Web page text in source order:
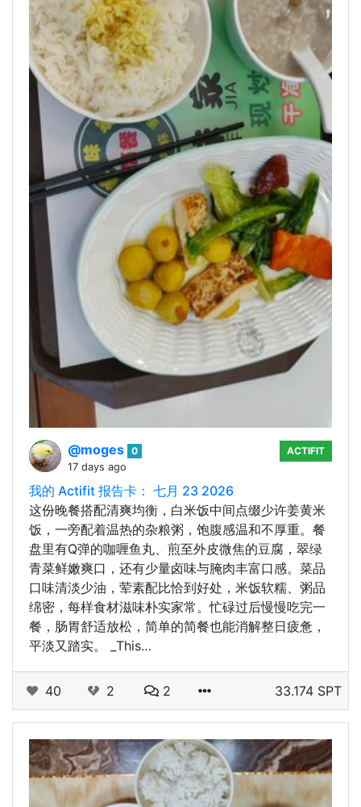
@moges 0
17 days ago
ACTIFIT
我的 Actifit 报告卡： 七月 23 2026
这份晚餐搭配清爽均衡，白米饭中间点缀少许姜黄米
饭，一旁配着温热的杂粮粥，饱腹感温和不厚重。餐
盘里有Q弹的咖喱鱼丸、煎至外皮微焦的豆腐，翠绿
青菜鲜嫩爽口，还有少量卤味与腌肉丰富口感。菜品
口味清淡少油，荤素配比恰到好处，米饭软糯、粥品
绵密，每样食材滋味朴实家常。忙碌过后慢慢吃完一
餐，肠胃舒适放松，简单的简餐也能消解整日疲惫，
平淡又踏实。 _This…
40 2 2 33.174 SPT